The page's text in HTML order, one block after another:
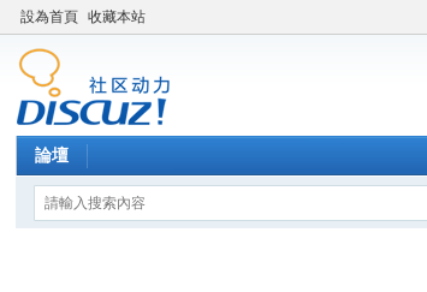
設為首頁 收藏本站
論壇